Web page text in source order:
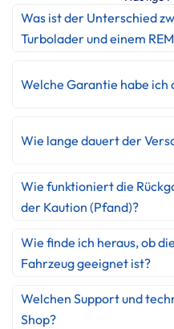
Was ist der Unterschied
Turbolader und einem
Welche Garantie habe ich
Wie lange dauert der
Wie funktioniert die
der Kaution (Pfand)?
Wie finde ich heraus, ob
Fahrzeug geeignet ist?
Welchen Support und
Shop?